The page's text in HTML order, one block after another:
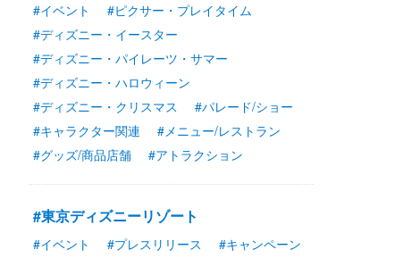
#イベント
#ピクサー・プレイタイム
#ディズニー・イースター
#ディズニー・パイレーツ・サマー
#ディズニー・ハロウィーン
#ディズニー・クリスマス
#パレード/ショー
#キャラクター関連
#メニュー/レストラン
#グッズ/商品店舗
#アトラクション
#東京ディズニーリゾート
#イベント #プレスリリース
#キャンペーン